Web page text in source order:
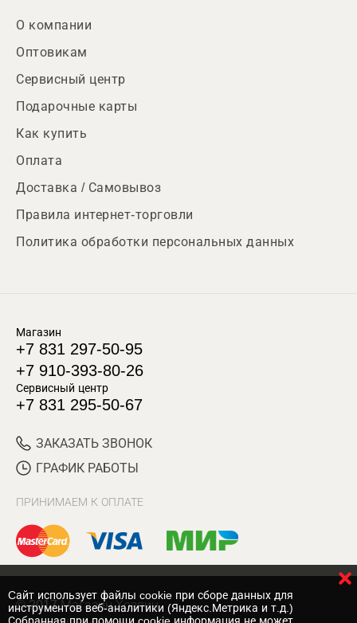
О компании
Оптовикам
Сервисный центр
Подарочные карты
Как купить
Оплата
Доставка / Самовывоз
Правила интернет-торговли
Политика обработки персональных данных
Магазин
+7 831 297-50-95
+7 910-393-80-26
Сервисный центр
+7 831 295-50-67
ЗАКАЗАТЬ ЗВОНОК
ГРАФИК РАБОТЫ
ПРИНИМАЕМ К ОПЛАТЕ
© 2017 Магазин Хозяин
Cайт использует файлы cookie при сборе данных для
инструментов веб-аналитики (Яндекс.Метрика и т.д.)